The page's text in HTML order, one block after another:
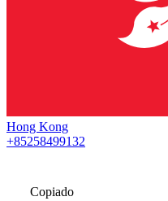
Hong Kong
+85258499132
Copiado